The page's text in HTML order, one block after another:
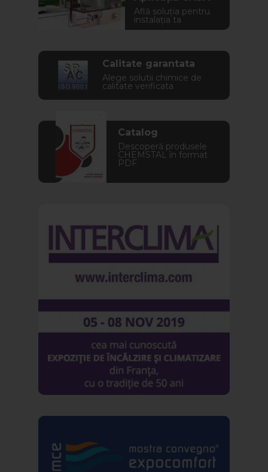
Află soluția pentru
instalația ta
Calitate garantata
Alege solutii chimice de
calitate verificata
Catalog
Descoperă produsele
CHEMSTAL în format
PDF